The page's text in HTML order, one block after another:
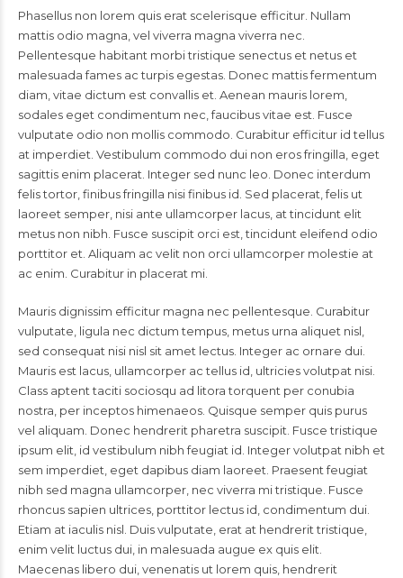
Phasellus non lorem quis erat scelerisque efficitur. Nullam
mattis odio magna, vel viverra magna viverra nec.
Pellentesque habitant morbi tristique senectus et netus et
malesuada fames ac turpis egestas. Donec mattis fermentum
diam, vitae dictum est convallis et. Aenean mauris lorem,
sodales eget condimentum nec, faucibus vitae est. Fusce
vulputate odio non mollis commodo. Curabitur efficitur id tellus
at imperdiet. Vestibulum commodo dui non eros fringilla, eget
sagittis enim placerat. Integer sed nunc leo. Donec interdum
felis tortor, finibus fringilla nisi finibus id. Sed placerat, felis ut
laoreet semper, nisi ante ullamcorper lacus, at tincidunt elit
metus non nibh. Fusce suscipit orci est, tincidunt eleifend odio
porttitor et. Aliquam ac velit non orci ullamcorper molestie at
ac enim. Curabitur in placerat mi.
Mauris dignissim efficitur magna nec pellentesque. Curabitur
vulputate, ligula nec dictum tempus, metus urna aliquet nisl,
sed consequat nisi nisl sit amet lectus. Integer ac ornare dui.
Mauris est lacus, ullamcorper ac tellus id, ultricies volutpat nisi.
Class aptent taciti sociosqu ad litora torquent per conubia
nostra, per inceptos himenaeos. Quisque semper quis purus
vel aliquam. Donec hendrerit pharetra suscipit. Fusce tristique
ipsum elit, id vestibulum nibh feugiat id. Integer volutpat nibh et
sem imperdiet, eget dapibus diam laoreet. Praesent feugiat
nibh sed magna ullamcorper, nec viverra mi tristique. Fusce
rhoncus sapien ultrices, porttitor lectus id, condimentum dui.
Etiam at iaculis nisl. Duis vulputate, erat at hendrerit tristique,
enim velit luctus dui, in malesuada augue ex quis elit.
Maecenas libero dui, venenatis ut lorem quis, hendrerit